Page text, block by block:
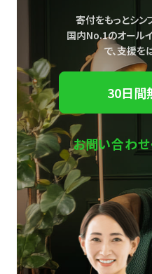
寄付をもっとシン
国内No.1のオール
で、支援を
30日間
お問い合わせ